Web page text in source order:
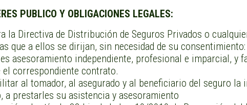
PUBLICO Y OBLIGACIONES LEGALES:
la Directiva de Distribución de Seguros Privados o
que a ellos se dirijan, sin necesidad de su consentimiento:
asesoramiento independiente, profesional e imparcial, y
el correspondiente contrato.
al tomador, al asegurado y al beneficiario del seguro
a prestarles su asistencia y asesoramiento